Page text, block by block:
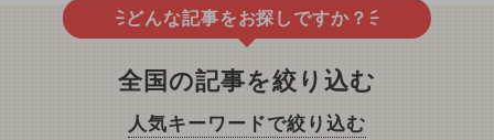
どんな記事をお探しですか？
全国の記事を絞り込む
人気キーワードで絞り込む